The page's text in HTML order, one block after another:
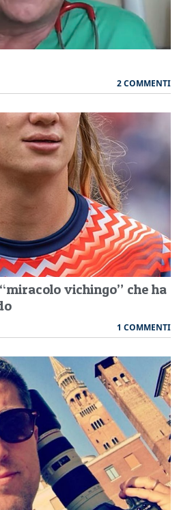
2 COMMENTI
vichingo” che ha
1 COMMENTI